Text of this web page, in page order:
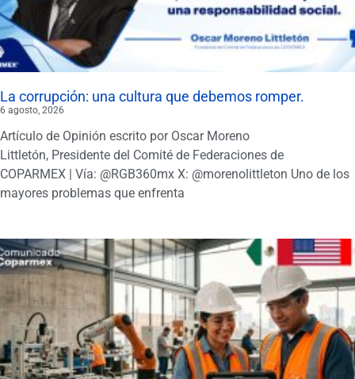
La corrupción: una cultura que debemos romper.
6 agosto, 2026
Artículo de Opinión escrito por Oscar Moreno
Littletón, Presidente del Comité de Federaciones de
COPARMEX | Vía: @RGB360mx X: @morenolittleton Uno de los
mayores problemas que enfrenta